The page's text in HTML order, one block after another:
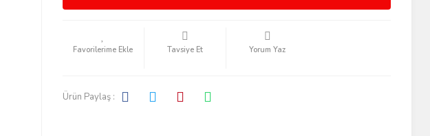
Tavsiye Et Yorum Yaz
Ürün Paylaş :